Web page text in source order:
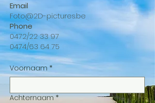
Email
Foto@2D-pictures.be
Phone
0472/22 33 97
0474/63 64 75
Voornaam *
Achternaam *